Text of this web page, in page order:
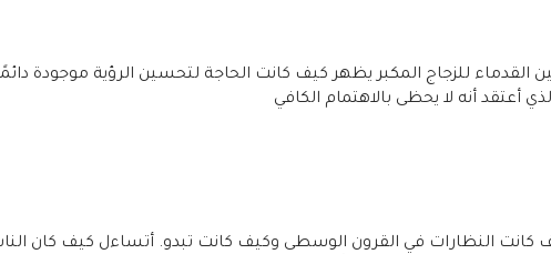
القدماء للزجاج المكبر يظهر كيف كانت الحاجة لتحسين الرؤية موجودة
أعتقد أنه لا يحظى بالاهتمام الكافي
النظارات في القرون الوسطى وكيف كانت تبدو. أتساءل كيف كان